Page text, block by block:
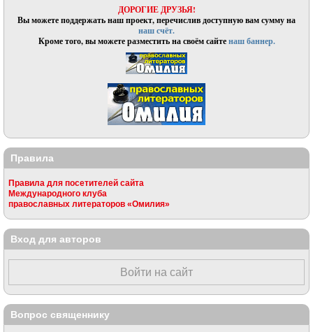
ДОРОГИЕ ДРУЗЬЯ!
Вы можете поддержать наш проект, перечислив доступную вам сумму на
наш счёт.
Кроме того, вы можете разместить на своём сайтенаш баннер.
Правила
Правила для посетителей сайта
Международного клуба
православных литераторов «Омилия»
Вход для авторов
Войти на сайт
Вопрос священнику